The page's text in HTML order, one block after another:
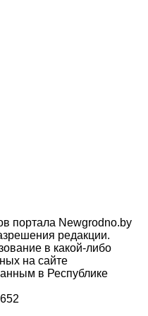
портала Newgrodno.by
редакции.
в какой-либо
на сайте
в Республике